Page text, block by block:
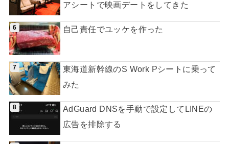
アシートで映画デートをしてきた
自己責任でユッケを作った
東海道新幹線のS Work Pシートに乗って
みた
AdGuard DNSを手動で設定してLINEの
広告を排除する